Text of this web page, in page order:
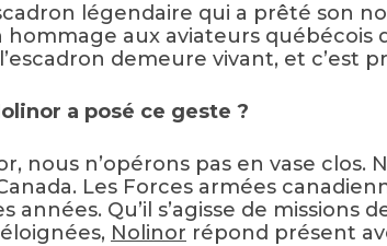
légendaire qui a prêté son
hommage aux aviateurs
l’escadron demeure vivant, et c’est
a posé ce geste ?
nous n’opérons pas en vase
Les Forces armées
années. Qu’il s’agisse de
Nolinor répond présent